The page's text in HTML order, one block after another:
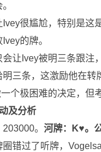
Ivey很尴尬，特别是这
的牌。
会让Ivey被明三条跟注
三条，这激励他在转
一个极困难的决定，但
及分析
。 河牌：K♥。
圈错过了听牌，